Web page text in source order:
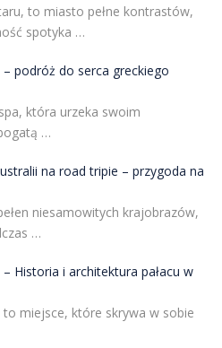
to miasto pełne kontrastów,
spotyka …
podróż do serca greckiego
która urzeka swoim
…
na road tripie – przygoda na
niesamowitych krajobrazów,
…
– Historia i architektura pałacu w
to miejsce, które skrywa w sobie